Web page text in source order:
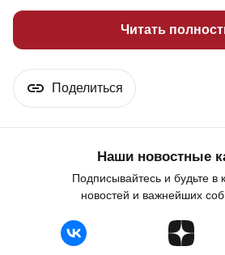
Читать
Поделиться
Наши новостные
Подписывайтесь и будьте в
новостей и важнейших